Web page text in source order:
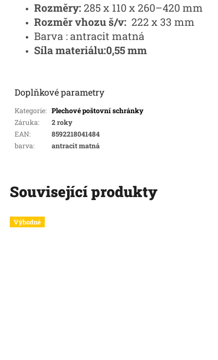
Rozměry: 285 x 110 x 260–420 mm
Rozměr vhozu š/v: 222 x 33 mm
Barva : antracit matná
Síla materiálu:0,55 mm
Doplňkové parametry
Kategorie: Plechové poštovní schránky
Záruka:
2 roky
EAN:
8592218041484
barva: antracit matná
Související produkty
Výhodné